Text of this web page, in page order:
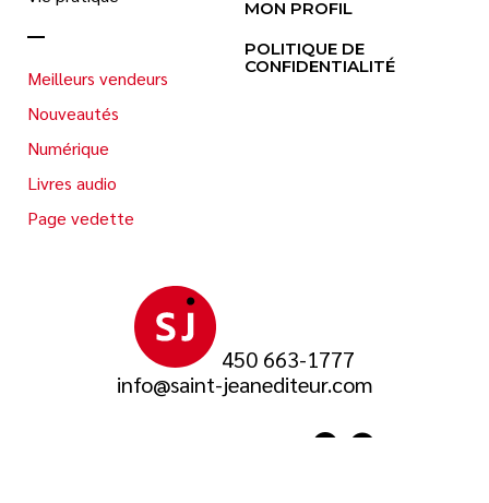
450 663-1777
info@saint-jeanediteur.com
Meilleurs vendeurs
Nouveautés
Numérique
Livres audio
Page vedette
MON PROFIL
POLITIQUE DE
CONFIDENTIALITÉ